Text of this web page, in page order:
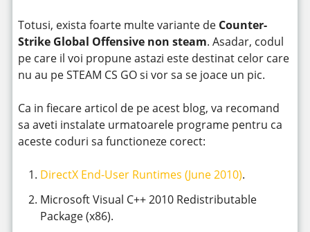
Totusi, exista foarte multe variante de Counter-
Strike Global Offensive non steam. Asadar, codul
pe care il voi propune astazi este destinat celor care
nu au pe STEAM CS GO si vor sa se joace un pic.
Ca in fiecare articol de pe acest blog, va recomand
sa aveti instalate urmatoarele programe pentru ca
aceste coduri sa functioneze corect:
DirectX End-User Runtimes (June 2010).
Microsoft Visual C++ 2010 Redistributable
Package (x86).